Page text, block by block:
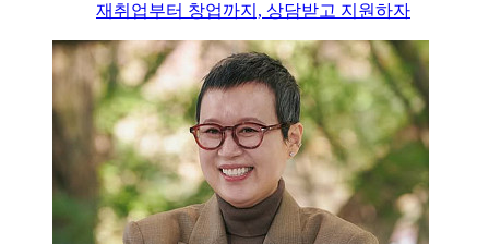
재취업부터 창업까지, 상담받고 지원하자